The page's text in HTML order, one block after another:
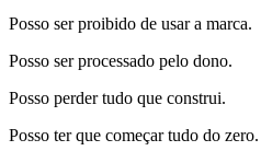
Posso ser proibido de usar a marca.
Posso ser processado pelo dono.
Posso perder tudo que construi.
Posso ter que começar tudo do zero.